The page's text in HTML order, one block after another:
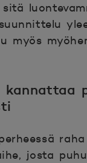
myös
kannattaa
josta